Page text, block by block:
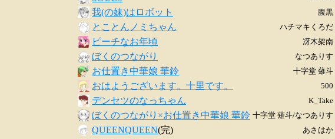
我(の妹)はロボット 腹黒
とことんノミちゃん ハチマキくろだ
ピーチなお年頃 冴木架南
ぼくのつながり なつありす
お仕置き中華娘 華鈴 十字堂 薙斗
おはようございます。十里です。 500
デンセツのなっちゃん K_Take
ぼくのつながり×お仕置き中華娘 華鈴 十字堂 薙斗/なつありす
QUEENQUEEN(完) あさはか